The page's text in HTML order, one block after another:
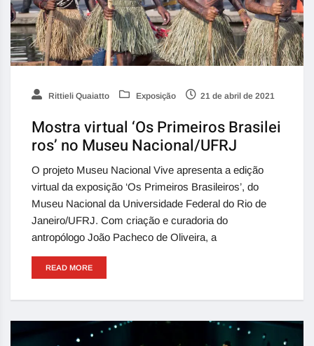
Rittieli Quaiatto Exposição 21 de abril de 2021
Mostra virtual ‘Os Primeiros Brasilei
ros’ no Museu Nacional/UFRJ
O projeto Museu Nacional Vive apresenta a edição
virtual da exposição ‘Os Primeiros Brasileiros’, do
Museu Nacional da Universidade Federal do Rio de
Janeiro/UFRJ. Com criação e curadoria do
antropólogo João Pacheco de Oliveira, a
READ MORE